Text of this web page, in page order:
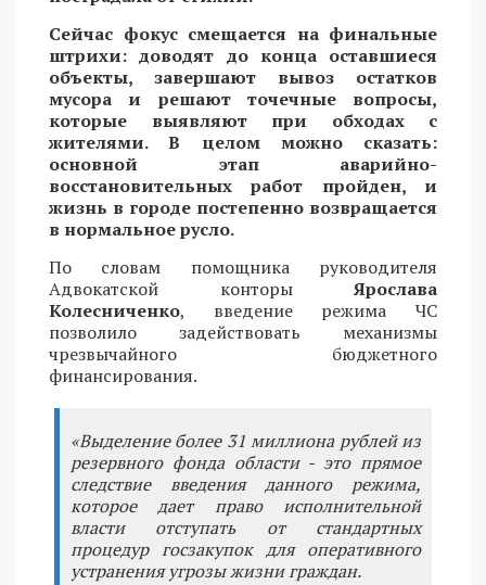
Сейчас фокус смещается на финальные
штрихи: доводят до конца оставшиеся
объекты, завершают вывоз остатков
мусора и решают точечные вопросы,
которые выявляют при обходах с
жителями. В целом можно сказать:
основной этап аварийно-
восстановительных работ пройден, и
жизнь в городе постепенно возвращается
в нормальное русло.
По словам помощника руководителя
Адвокатской конторыЯрослава
Колесниченко, введение режима ЧС
позволило задействовать механизмы
чрезвычайного бюджетного
финансирования.
«Выделение более 31 миллиона рублей из
резервного фонда области - это прямое
следствие введения данного режима,
которое дает право исполнительной
власти отступать от стандартных
процедур госзакупок для оперативного
устранения угрозы жизни граждан.